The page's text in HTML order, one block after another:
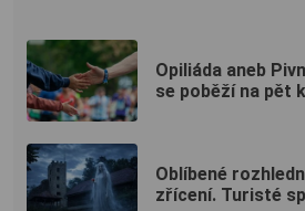
Opiliáda aneb
se poběží na pět
Oblíbené
zřícení. Turisté